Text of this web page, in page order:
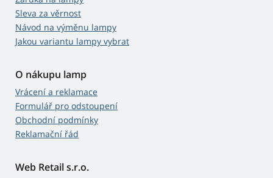
Sleva za věrnost
Návod na výměnu lampy
Jakou variantu lampy vybrat
O nákupu lamp
Vrácení a reklamace
Formulář pro odstoupení
Obchodní podmínky
Reklamační řád
Web Retail s.r.o.